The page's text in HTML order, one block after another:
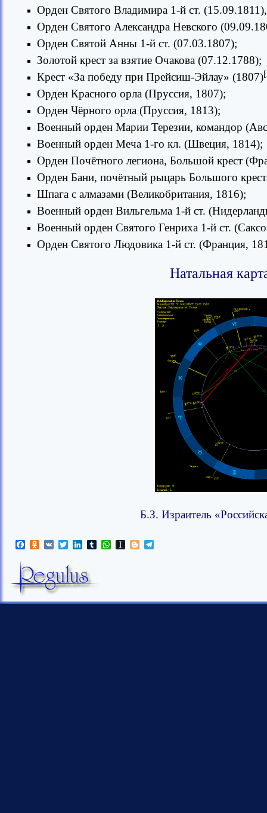
Орден Святого Владимира 1-й ст.
Орден Святого Александра Невского
Орден Святой Анны 1-й ст. (07.03.1807);
Золотой крест за взятие Очакова (07.12.1788);
Крест «За победу при Прейсиш-Эйлау» (1807)
Орден Красного орла (Пруссия, 1807);
Орден Чёрного орла (Пруссия, 1813);
Военный орден Марии Терезии, командор
Военный орден Меча 1-го кл. (Швеция, 1814);
Орден Почётного легиона, Большой крест
Орден Бани, почётный рыцарь Большого
Шпага с алмазами (Великобритания, 1816);
Военный орден Вильгельма 1-й ст.
Военный орден Святого Генриха 1-й ст.
Орден Святого Людовика 1-й ст. (Франция,
Натальная
Б.З. Израитель
Facebook
Odnoklassniki
VK TwitterLinkedIn
TumblrWhatsApp
Instapaper
Blogger